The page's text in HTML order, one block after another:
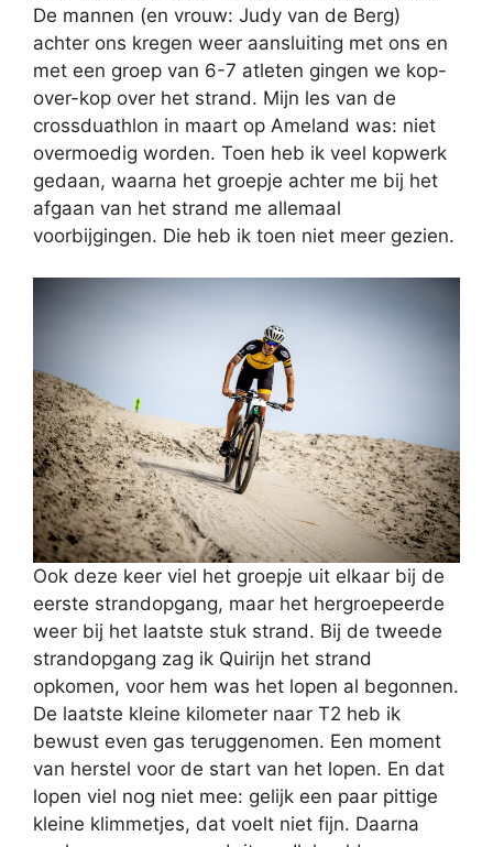
De mannen (en vrouw: Judy van de Berg)
achter ons kregen weer aansluiting met ons en
met een groep van 6-7 atleten gingen we kop-
over-kop over het strand. Mijn les van de
crossduathlon in maart op Ameland was: niet
overmoedig worden. Toen heb ik veel kopwerk
gedaan, waarna het groepje achter me bij het
afgaan van het strand me allemaal
voorbijgingen. Die heb ik toen niet meer gezien.
Ook deze keer viel het groepje uit elkaar bij de
eerste strandopgang, maar het hergroepeerde
weer bij het laatste stuk strand. Bij de tweede
strandopgang zag ik Quirijn het strand
opkomen, voor hem was het lopen al begonnen.
De laatste kleine kilometer naar T2 heb ik
bewust even gas teruggenomen. Een moment
van herstel voor de start van het lopen. En dat
lopen viel nog niet mee: gelijk een paar pittige
kleine klimmetjes, dat voelt niet fijn. Daarna